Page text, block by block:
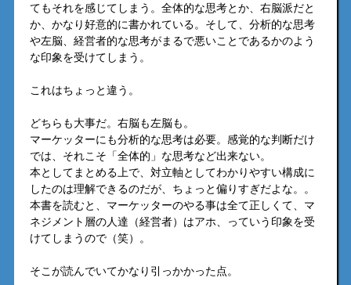
てもそれを感じてしまう。全体的な思考とか、右脳派だと
か、かなり好意的に書かれている。そして、分析的な思考
や左脳、経営者的な思考がまるで悪いことであるかのよう
な印象を受けてしまう。
これはちょっと違う。
どちらも大事だ。右脳も左脳も。
マーケッターにも分析的な思考は必要。感覚的な判断だけ
では、それこそ「全体的」な思考など出来ない。
本としてまとめる上で、対立軸としてわかりやすい構成に
したのは理解できるのだが、ちょっと偏りすぎだよな。。
本書を読むと、マーケッターのやる事は全て正しくて、マ
ネジメント層の人達（経営者）はアホ、っていう印象を受
けてしまうので（笑）。
そこが読んでいてかなり引っかかった点。